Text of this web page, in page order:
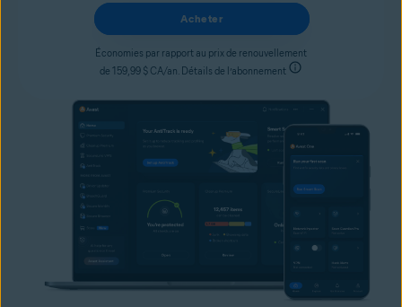
Acheter
Économies par rapport au prix de renouvellement
de 159,99 $ CA/an. Détails de l’abonnement